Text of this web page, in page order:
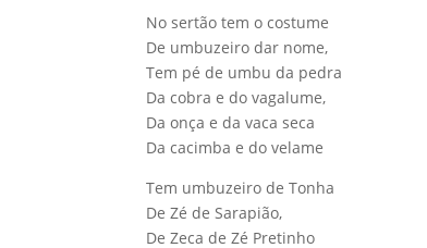
No sertão tem o costume
De umbuzeiro dar nome,
Tem pé de umbu da pedra
Da cobra e do vagalume,
Da onça e da vaca seca
Da cacimba e do velame
Tem umbuzeiro de Tonha
De Zé de Sarapião,
De Zeca de Zé Pretinho